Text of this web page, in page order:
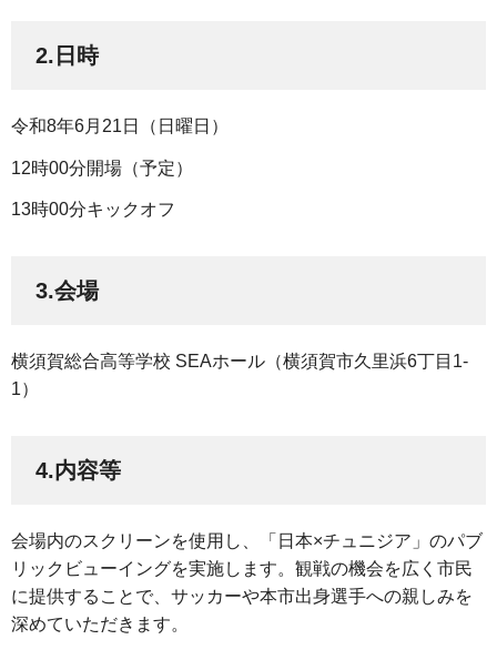
2.日時
令和8年6月21日（日曜日）
12時00分開場（予定）
13時00分キックオフ
3.会場
横須賀総合高等学校 SEAホール（横須賀市久里浜6丁目1-
1）
4.内容等
会場内のスクリーンを使用し、「日本×チュニジア」のパブ
リックビューイングを実施します。観戦の機会を広く市民
に提供することで、サッカーや本市出身選手への親しみを
深めていただきます。